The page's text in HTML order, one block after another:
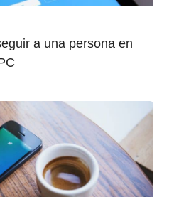
a una persona en